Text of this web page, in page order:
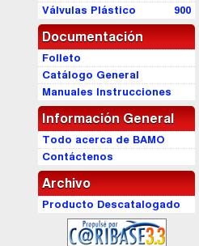
900
Válvulas Plástico
Documentación
Folleto
Catálogo General
Manuales Instrucciones
Información General
Todo acerca de BAMO
Contáctenos
Archivo
Producto Descatalogado